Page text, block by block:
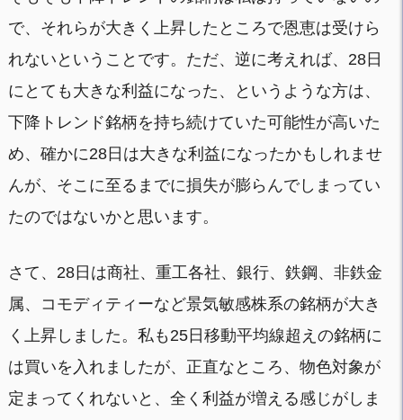
で、それらが大きく上昇したところで恩恵は受けら
れないということです。ただ、逆に考えれば、28日
にとても大きな利益になった、というような方は、
下降トレンド銘柄を持ち続けていた可能性が高いた
め、確かに28日は大きな利益になったかもしれませ
んが、そこに至るまでに損失が膨らんでしまってい
たのではないかと思います。
さて、28日は商社、重工各社、銀行、鉄鋼、非鉄金
属、コモディティーなど景気敏感株系の銘柄が大き
く上昇しました。私も25日移動平均線超えの銘柄に
は買いを入れましたが、正直なところ、物色対象が
定まってくれないと、全く利益が増える感じがしま